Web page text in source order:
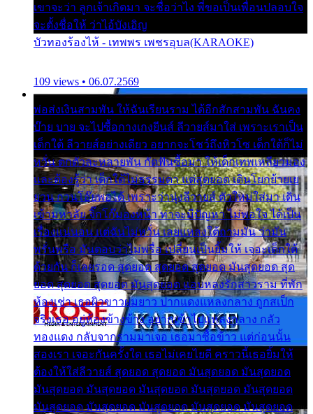
เขาจะว่า ลูกเจ้าเกิดมา จะชื่อว่าไง พี่ขอเป็นเพื่อนปลอบใจ
จะตั้งชื่อให้ ว่าไอ้บังเอิญ
บัวทองร้องไห้ - เทพพร เพชรอุบล(KARAOKE)
109 views • 06.07.2569
พ่อส่งเงินสามพัน ให้ฉันเรียนราม ได้อีกสักสามพัน ฉันคง
บ๊าย บาย จะไปซื้อกางเกงยีนส์ ลีวายส์มาใส่ เพราะเราเป็น
เด็กใต้ ลีวายส์อย่างเดียว อยากจะโชว์ถึงหิวโซ เด็กใต้ก็ไม่
หวั่น ตกตัวละหลายพัน กัดฟันซื้อมา ให้เด็กเทพเหลียวมอง
และต้องรู้ว่า เด็กใต้ไม่ธรรมดา แต่สุดยอด เดินโยกย้ายเย
ยวน กวนโอ๊ยพอได้ เพราะว่านุ่งลีวายส์ ตัวใหม่ใส่มา เดิน
เข้ามหาลัย จิ๊กโก๊มองหน้า ท่าจะมีปัญหา ไม่พอใจ ได้เป็น
เรื่องแน่นอน แต่ฉันไม่หวั่น เลยแหลงใต้ถามมัน ว่ามัน
พรั่นพรือ มันตอบว่าไม่พรื่อ เปลี่ยนเป็นยิ้มให้ เจอะเด็กใต้
ด้วยกัน ก็เลยรอด สุดยอด สุดยอด สุดยอด มันสุดยอด สุด
ยอด สุดยอด สุดยอด มันสุดยอด แอบหลงรักสาวราม ที่พัก
ห้องเช่า เธอผิวขาวผมยาว ปากแดงแหลงกลาง ถูกสเป็ก
จริงเธอ อยู่ห้องข้างข้าง อยากเข้าไปแหลงกลาง กลัว
ทองแดง กลับจากรามมาเจอ เธอมาซื้อข้าว แต่ก่อนนั้น
สองเรา เจอะกันครั้งใด เธอไม่เคยไยดี คราวนี้เธอยิ้มให้
ต้องให้ใส่ลีวายส์ สุดยอด สุดยอด มันสุดยอด มันสุดยอด
มันสุดยอด มันสุดยอด มันสุดยอด มันสุดยอด มันสุดยอด
มันสุดยอด มันสุดยอด มันสุดยอด มันสุดยอด มันสุดยอด